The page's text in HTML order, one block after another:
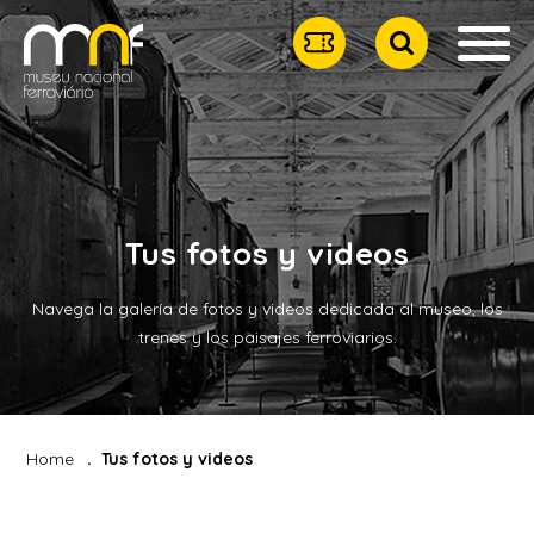
Tus fotos y videos
Navega la galería de fotos y videos dedicada al museo, los
trenes y los paisajes ferroviarios.
Home Tus fotos y videos